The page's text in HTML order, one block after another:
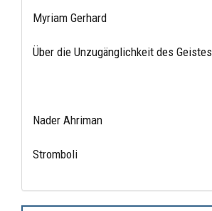
Myriam Gerhard
Über die Unzugänglichkeit des Geistes
Nader Ahriman
Stromboli